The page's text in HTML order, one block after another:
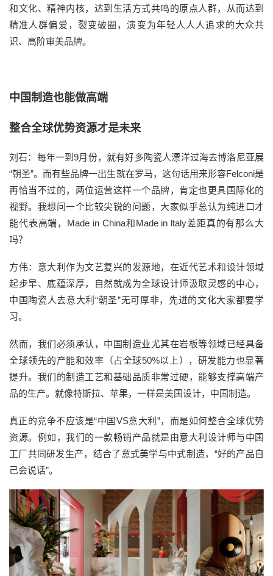
和文化、精神内核，达到生活方式共鸣的原点人群，从而达到
精准人群偏爱，裂变破圈，演变为年轻人人人追求的大众共
识、高阶审美品牌。
中国制造也能做高端
整合全球优势资源才是未来
刘石：每年一到9月份，就有好多陶瓷人漂洋过海去博洛尼亚展
“朝圣”。而有些品牌一出生就在罗马，这句话用来形容Felconi是
再恰当不过的，两位运营这样一个品牌，肯定也更具国际化的
视野。我想问一个比较尖锐的问题，大家似乎总认为纯进口才
能代表高端，Made in China和Made in ltaly差距真的有那么大
吗？
方伟：意大利作为文艺复兴的发源地，在近代艺术和设计领域
起步早、底蕴深厚，自然就成为全球设计师汲取灵感的中心，
中国陶瓷人去意大利“朝圣”无可厚非，先进的文化大家都要学
习。
然而，我们必须承认，中国制造业尤其在岩板等领域已经具备
全球领先的产能和效率（占全球50%以上），研发能力也显著
提升。我们的制造工艺和基础品质非常过硬，能够支撑高端产
品的生产。就像特斯拉、苹果，一样是美国设计，中国制造。
真正的竞争不应该是“中国VS意大利”，而是如何整合全球优势
资源。例如，我们的一款畅销产品就是由意大利设计师与中国
工厂共同研发生产，结合了意式美学与中式制造，“好的产品自
己会说话”。